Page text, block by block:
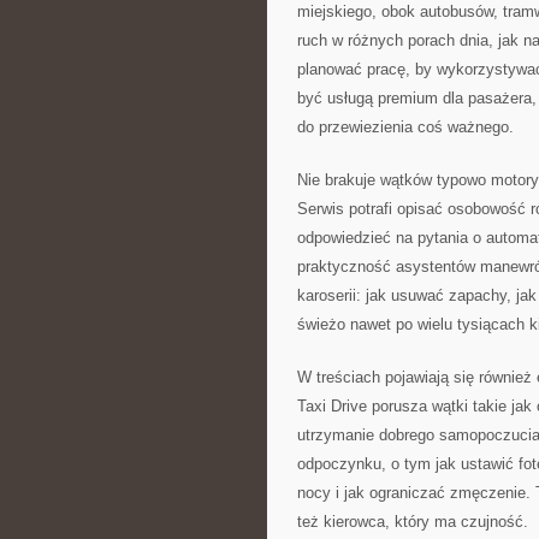
miejskiego, obok autobusów,
ruch w różnych porach dnia, jak
planować pracę, by
być usługą premium dla
do przewiezienia coś ważnego.
Nie brakuje wątków typowo
Serwis potrafi opisać osobowość
odpowiedzieć na pytania o
praktyczność asystentów
karoserii: jak usuwać zapachy,
świeżo nawet po wielu tysiącach
W treściach pojawiają się również
Taxi Drive porusza wątki takie
utrzymanie dobrego
odpoczynku, o tym jak ustawić
nocy i jak ograniczać zmęczenie.
też kierowca, który ma czujność.